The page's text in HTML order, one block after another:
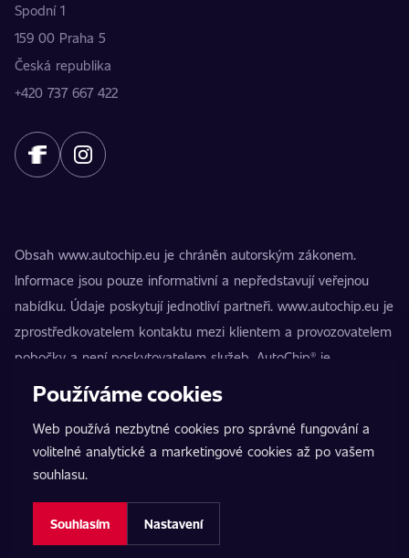
Spodní 1
159 00 Praha 5
Česká republika
+420 737 667 422
Obsah www.autochip.eu je chráněn autorským zákonem.
Informace jsou pouze informativní a nepředstavují veřejnou
nabídku. Údaje poskytují jednotliví partneři. www.autochip.eu je
zprostředkovatelem kontaktu mezi klientem a provozovatelem
pobočky a není poskytovatelem služeb. AutoChip® je
registrovaná ochranná známka Petra Kučery. Úpravy, které
nezpůsobilosti vozidla k provozu na pozemních komunikacích.
Přesné informace poskytuje vždy konkrétní provozovatel
pobočky.
Nastavení cookies
Používáme cookies
Web používá nezbytné cookies pro správné fungování a
volitelné analytické a marketingové cookies až po vašem
souhlasu.
Souhlasím Nastavení